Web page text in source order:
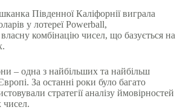
Південної Каліфорнії виграла
у лотереї Powerball,
комбінацію чисел, що базується на
– одна з найбільших та найбільш
За останні роки було багато
стратегії аналізу ймовірностей
чисел.